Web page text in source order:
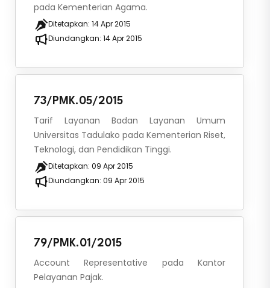
pada Kementerian Agama.
Ditetapkan: 14 Apr 2015
Diundangkan: 14 Apr 2015
73/PMK.05/2015
Tarif Layanan Badan Layanan Umum
Universitas Tadulako pada Kementerian Riset,
Teknologi, dan Pendidikan Tinggi.
Ditetapkan: 09 Apr 2015
Diundangkan: 09 Apr 2015
79/PMK.01/2015
Account Representative pada Kantor
Pelayanan Pajak.